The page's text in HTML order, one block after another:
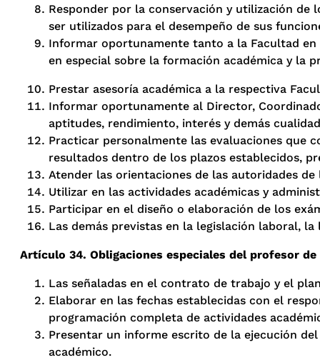
Responder por la conservación y utilización de
ser utilizados para el desempeño de sus
Informar oportunamente tanto a la Facultad
en especial sobre la formación académica y la
Prestar asesoría académica a la respectiva
Informar oportunamente al Director,
aptitudes, rendimiento, interés y demás
Practicar personalmente las evaluaciones que
resultados dentro de los plazos establecidos,
Atender las orientaciones de las autoridades de
Utilizar en las actividades académicas y
Participar en el diseño o elaboración de los
Las demás previstas en la legislación laboral,
Artículo 34. Obligaciones especiales del profesor
Las señaladas en el contrato de trabajo y el
Elaborar en las fechas establecidas con el
programación completa de actividades
Presentar un informe escrito de la ejecución
académico.